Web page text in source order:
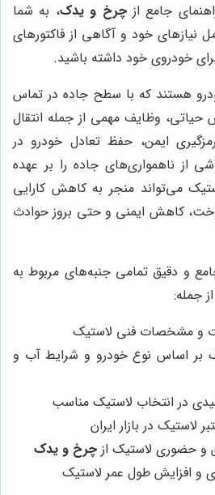
جامع ازچرخ و یدک، به شما
نیازهای خود و آگاهی از فاکتورهای
خودروی خود داشته باشید.
هستند که با سطح جاده در تماس
وظایف مهمی از جمله انتقال
ایمن، حفظ تعادل خودرو در
از ناهمواری‌های جاده را بر عهده
می‌تواند منجر به کاهش کارایی
کاهش ایمنی و حتی بروز حوادث
و دقیق تمامی جنبه‌های مربوط به
جمله:
و مشخصات فنی لاستیک
بر اساس نوع خودرو و شرایط آب و
در انتخاب لاستیک مناسب
لاستیک در بازار ایران
و حضوری لاستیک از چرخ و یدک
و افزایش طول عمر لاستیک